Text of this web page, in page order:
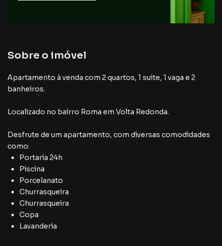
Sobre o imóvel
Apartamento à venda com 2 quartos, 1 suite, 1 vaga e 2
banheiros.
Localizado no bairro Roma em Volta Redonda.
Desfrute de um apartamento, com diversas comodidades
como:
Portaria 24h
Piscina
Porcelanato
Churrasqueira
Churrasqueira
Copa
Lavanderia